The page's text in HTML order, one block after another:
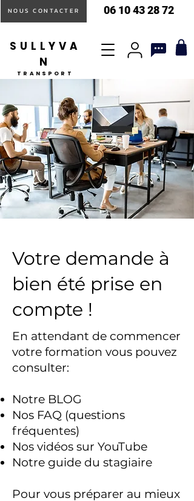
NOUS CONTACTER 06 10 43 28 72
SULLYVA
N
TRANSPORT
Votre demande à
bien été prise en
compte !
En attendant de commencer
votre formation vous pouvez
consulter:
Notre BLOG
Nos FAQ (questions
fréquentes)
Nos vidéos sur YouTube
Notre guide du stagiaire
Pour vous préparer au mieux